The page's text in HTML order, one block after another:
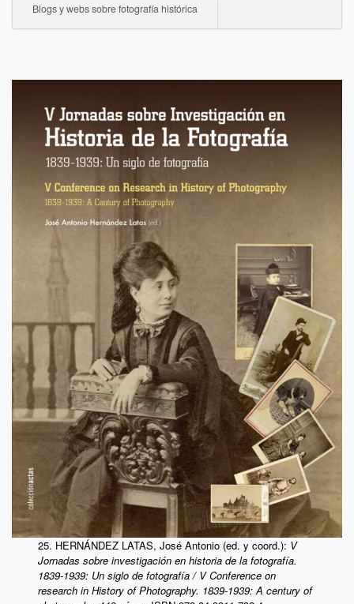
Blogs y webs sobre fotografía histórica
25. HERNÁNDEZ LATAS, José Antonio (ed. y coord.): V
Jornadas sobre investigación en historia de la fotografía.
1839-1939: Un siglo de fotografía / VConference on
research in History of Photography. 1839-1939: A century of